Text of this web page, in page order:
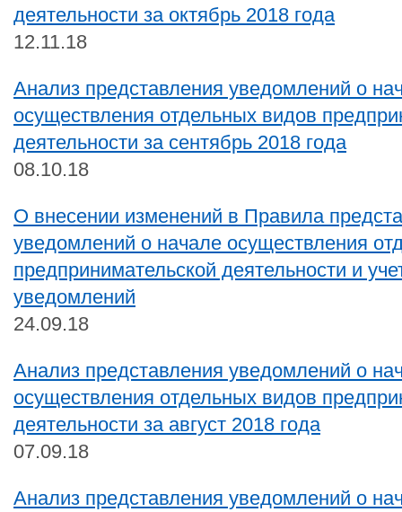
деятельности за октябрь 2018 года
12.11.18
Анализ представления уведомлений о
осуществления отдельных видов
деятельности за сентябрь 2018 года
08.10.18
О внесении изменений в Правила
уведомлений о начале осуществления
предпринимательской деятельности и
уведомлений
24.09.18
Анализ представления уведомлений о
осуществления отдельных видов
деятельности за август 2018 года
07.09.18
Анализ представления уведомлений о